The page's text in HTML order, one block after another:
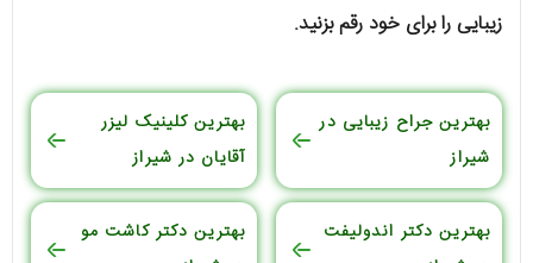
زیبایی را برای خود رقم بزنید.
بهترین جراح زیبایی در
شیراز
بهترین کلینیک لیزر
آقایان در شیراز
بهترین دکتر اندولیفت
بهترین دکتر کاشت مو